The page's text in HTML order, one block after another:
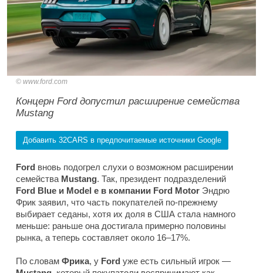
www.ford.com
Концерн Ford допустил расширение семейства
Mustang
Добавить 32CARS в предпочитаемые источники Google
Ford вновь подогрел слухи о возможном расширении
семейства Mustang. Так, президент подразделений
Ford Blue и Model e в компании Ford Motor Эндрю
Фрик заявил, что часть покупателей по-прежнему
выбирает седаны, хотя их доля в США стала намного
меньше: раньше она достигала примерно половины
рынка, а теперь составляет около 16–17%.
По словам Фрика, у Ford уже есть сильный игрок —